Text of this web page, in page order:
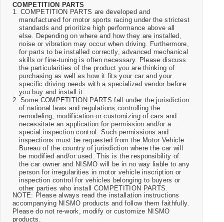
COMPETITION PARTS
1. COMPETITION PARTS are developed and
manufactured for motor sports racing under the strictest
standards and prioritize high performance above all
else. Depending on where and how they are installed,
noise or vibration may occur when driving. Furthermore,
for parts to be installed correctly, advanced mechanical
skills or fine-tuning is often necessary. Please discuss
the particularities of the product you are thinking of
purchasing as well as how it fits your car and your
specific driving needs with a specialized vendor before
you buy and install it.
2. Some COMPETITION PARTS fall under the jurisdiction
of national laws and regulations controlling the
remodeling, modification or customizing of cars and
necessitate an application for permission and/or a
special inspection control. Such permissions and
inspections must be requested from the Motor Vehicle
Bureau of the country of jurisdiction where the car will
be modified and/or used. This is the responsibility of
the car owner and NISMO will be in no way liable to any
person for irregularities in motor vehicle inscription or
inspection control for vehicles belonging to buyers or
other parties who install COMPETITION PARTS.
NOTE: Please always read the installation instructions
accompanying NISMO products and follow them faithfully.
Please do not re-work, modify or customize NISMO
products.